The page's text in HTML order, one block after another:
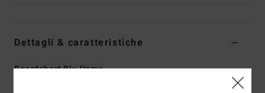
Dettagli & caratteristiche
Boardshort Blu Uomo